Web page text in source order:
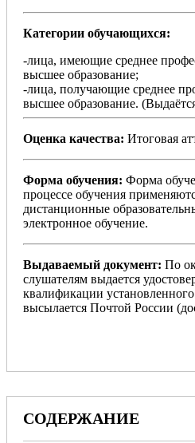
Категории обучающихся:
-лица, имеющие среднее
высшее образование;
-лица, получающие среднее
высшее образование.
Оценка качества: Итоговая
Форма обучения: Форма
процессе обучения
дистанционные
электронное обучение.
Выдаваемый документ: По
слушателям выдается
квалификации
высылается Почтой России
СОДЕРЖАНИЕ